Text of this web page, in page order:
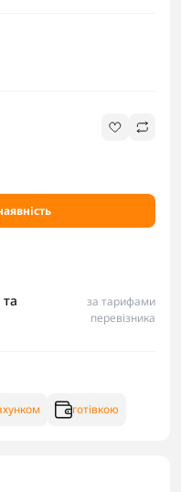
за тарифами
перевізника
готівкою